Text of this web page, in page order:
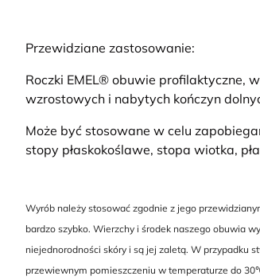
Przewidziane zastosowanie:
Roczki EMEL® obuwie profilaktyczne,
wzrostowych i nabytych kończyn
Może być stosowane w celu
stopy płaskokoślawe, stopa wiotka,
Wyrób należy stosować zgodnie z jego
bardzo szybko. Wierzchy i środek naszego obuwia
niejednorodności skóry i są jej zaletą. W przypadku
przewiewnym pomieszczeniu w temperaturze do